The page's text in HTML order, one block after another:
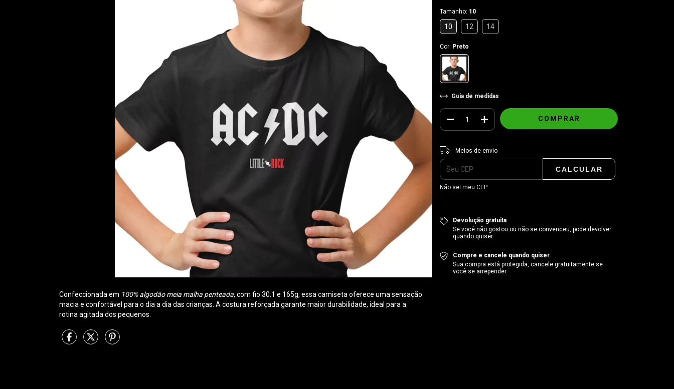
Confeccionada em 100% algodão meia malha penteada, com fio 30.1 e 165g, essa camiseta oferece uma sensação
macia e confortável para o dia a dia das crianças. A costura reforçada garante maior durabilidade, ideal para a
rotina agitada dos pequenos.
Tamanho: 10
10 12 14
Cor: Preto
Guia de medidas
Entregas para o CEP:
Meios de envio
CALCULAR
Não sei meu CEP
Devolução gratuita
Se você não gostou ou não se convenceu, pode devolver
quando quiser.
Compre e cancele quando quiser.
Sua compra está protegida, cancele gratuitamente se
você se arrepender.